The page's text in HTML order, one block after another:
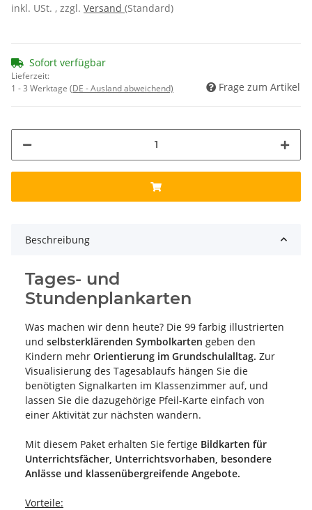
inkl. USt. , zzgl. Versand (Standard)
Sofort verfügbar
Lieferzeit:
1 - 3 Werktage (DE - Ausland abweichend) Frage zum Artikel
Beschreibung
Tages- und
Stundenplankarten
Was machen wir denn heute? Die 99 farbig illustrierten
und selbsterklärenden Symbolkarten geben den
Kindern mehr Orientierung im Grundschulalltag. Zur
Visualisierung des Tagesablaufs hängen Sie die
benötigten Signalkarten im Klassenzimmer auf, und
lassen Sie die dazugehörige Pfeil-Karte einfach von
einer Aktivität zur nächsten wandern.
Mit diesem Paket erhalten Sie fertige Bildkarten für
Unterrichtsfächer, Unterrichtsvorhaben, besondere
Anlässe und klassenübergreifende Angebote.
Vorteile: